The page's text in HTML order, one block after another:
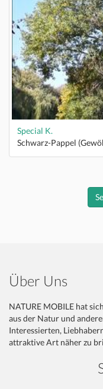
Special K.
Schwarz-Pappel
Über Uns
NATURE MOBILE hat
aus der Natur und
Interessierten,
attraktive Art näher zu